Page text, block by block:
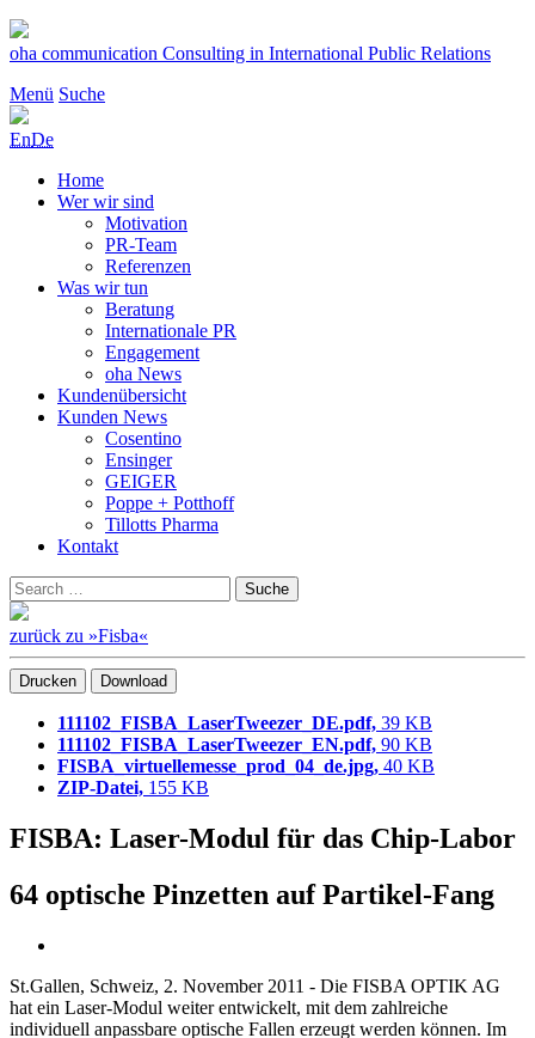
Zum
Inhalt
oha communication Consulting in International Public Relations
Menü Suche
EnDe
Home
Wer wir sind
Motivation
PR-Team
Referenzen
Was wir tun
Beratung
Internationale PR
Engagement
oha News
Kundenübersicht
Kunden News
Cosentino
Ensinger
GEIGER
Poppe + Potthoff
Tillotts Pharma
Kontakt
Suchen
nach:
Suche
zurück zu »Fisba«
Drucken Download
111102_FISBA_LaserTweezer_DE.pdf, 39 KB
111102_FISBA_LaserTweezer_EN.pdf, 90 KB
FISBA_virtuellemesse_prod_04_de.jpg, 40 KB
ZIP-Datei, 155 KB
FISBA: Laser-Modul für das Chip-Labor
64 optische Pinzetten auf Partikel-Fang
St.Gallen, Schweiz, 2. November 2011 - Die FISBA OPTIK AG
hat ein Laser-Modul weiter entwickelt, mit dem zahlreiche
individuell anpassbare optische Fallen erzeugt werden können. Im